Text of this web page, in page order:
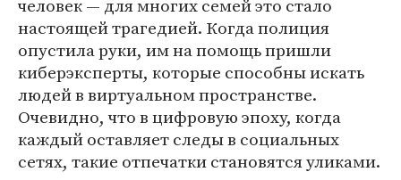
человек — для многих семей это стало
настоящей трагедией. Когда полиция
опустила руки, им на помощь пришли
киберэксперты, которые способны искать
людей в виртуальном пространстве.
Очевидно, что в цифровую эпоху, когда
каждый оставляет следы в социальных
сетях, такие отпечатки становятся уликами.